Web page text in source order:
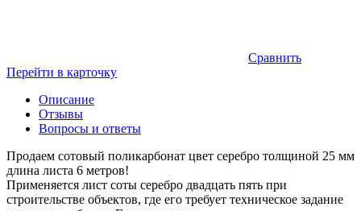
Сравнить
Перейти в карточку
Описание
Отзывы
Вопросы и ответы
Продаем сотовый поликарбонат цвет серебро толщиной 25 мм
длина листа 6 метров!
Применяется лист соты серебро двадцать пять при
строительстве объектов, где его требует техническое задание